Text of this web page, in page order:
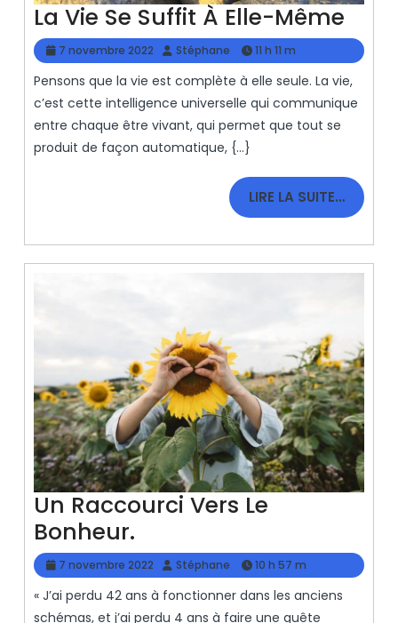
La Vie Se Suffit À Elle-Même
Vie
Se
7 novembre 2022
7
novembre
2022
Stéphane Stéphane
11 h 11 m
Pensons que la vie est complète à elle seule. La vie,
c’est cette intelligence universelle qui communique
entre chaque être vivant, qui permet que tout se
produit de façon automatique, {...}
LIRE LA SUITE…LIRE
LA
Un Raccourci Vers Le
Bonheur.
Raccourci
Vers
Le
7 novembre 2022
7
novembre
2022
Stéphane Stéphane
10 h 57 m
« J’ai perdu 42 ans à fonctionner dans les anciens
schémas, et j’ai perdu 4 ans à faire une quête